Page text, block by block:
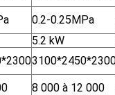
0.2-0.25MPa
5.2 kW
8 000 à 12 000